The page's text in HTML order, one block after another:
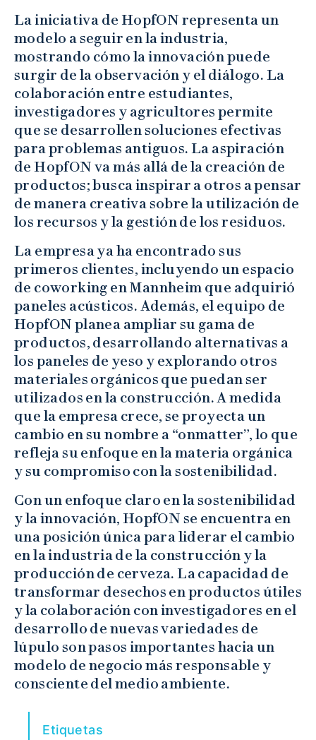
La iniciativa de HopfON representa un
modelo a seguir en la industria,
mostrando cómo la innovación puede
surgir de la observación y el diálogo. La
colaboración entre estudiantes,
investigadores y agricultores permite
que se desarrollen soluciones efectivas
para problemas antiguos. La aspiración
de HopfON va más allá de la creación de
productos; busca inspirar a otros a pensar
de manera creativa sobre la utilización de
los recursos y la gestión de los residuos.
La empresa ya ha encontrado sus
primeros clientes, incluyendo un espacio
de coworking en Mannheim que adquirió
paneles acústicos. Además, el equipo de
HopfON planea ampliar su gama de
productos, desarrollando alternativas a
los paneles de yeso y explorando otros
materiales orgánicos que puedan ser
utilizados en la construcción. A medida
que la empresa crece, se proyecta un
cambio en su nombre a “onmatter”, lo que
refleja su enfoque en la materia orgánica
y su compromiso con la sostenibilidad.
Con un enfoque claro en la sostenibilidad
y la innovación, HopfON se encuentra en
una posición única para liderar el cambio
en la industria de la construcción y la
producción de cerveza. La capacidad de
transformar desechos en productos útiles
y la colaboración con investigadores en el
desarrollo de nuevas variedades de
lúpulo son pasos importantes hacia un
modelo de negocio más responsable y
consciente del medio ambiente.
Etiquetas